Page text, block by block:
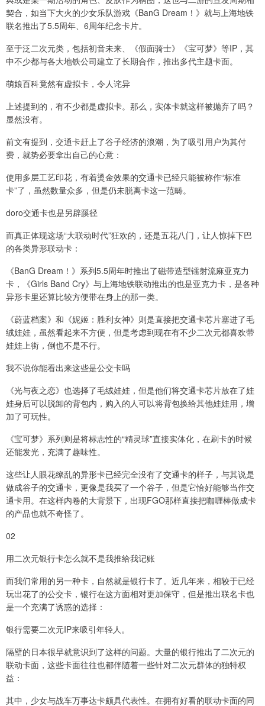
契合，如当下大火的少女乐队游戏《BanG Dream！》就与上海地铁
联名推出了5.5周年、6周年纪念卡片。
至于泛二次元类，包括初音未来、《假面骑士》《宝可梦》等IP，其
中不少都与各大地铁公司建立了长期合作，推出多代主题卡面。
萌娘百科竟然有虚拟卡，令人诧异
上述提到的，有不少都是虚拟卡。那么，实体卡就这样被抛弃了吗？
显然没有。
前文有提到，交通卡赶上了谷子经济的浪潮，为了吸引用户为其付
费，就势必要拿出自己的心意：
使用多层工艺印花，有着烫金效果的交通卡已经只能被称作“标准
卡”了，虽然数量众多，但是仍未脱离卡这一范畴。
doro交通卡也是另辟蹊径
而真正体现这场“大联动时代”狂欢的，还是五花八门，让人惊掉下巴
的各类异形联动卡：
《BanG Dream！》系列5.5周年时推出了磁带造型镭射流麻亚克力
卡，《Girls Band Cry》与上海地铁联动推出的也是亚克力卡，是各种
异形卡里还算比较方便带在身上的那一类。
《蔚蓝档案》和《妮姬：胜利女神》则是直接把交通卡芯片塞进了毛
绒娃娃，虽然看起来不方便，但是考虑到现在有不少二次元都喜欢带
娃娃上街，倒也不是不行。
我不说你能看出来这些是公交卡吗
《光与夜之恋》也选择了毛绒娃娃，但是他们将交通卡芯片放在了娃
娃身后可以脱卸的背包内，购入的人可以将背包换给其他娃娃用，增
加了可玩性。
《宝可梦》系列则是将标志性的“精灵球”直接实体化，在刷卡的时候
还能发光，充满了趣味性。
这些让人眼花缭乱的异形卡已经完全没有了交通卡的样子，与其说是
做成谷子的交通卡，更像是我买了一个谷子，但是它恰好能够当作交
通卡用。在这样内卷的大背景下，出现FGO那样直接把咖喱棒做成卡
的产品也就不奇怪了。
02
用二次元银行卡怎么就不是我推给我记账
而我们常用的另一种卡，自然就是银行卡了。近几年来，相较于已经
玩出花了的公交卡，银行在这方面相对更加保守，但是推出联名卡也
是一个充满了诱惑的选择：
银行需要二次元IP来吸引年轻人。
隔壁的日本很早就意识到了这样的问题。大量的银行推出了二次元的
联动卡面，这些卡面往往也都伴随着一些针对二次元群体的独特权
益：
其中，少女与战车万事达卡颇具代表性。在拥有好看的联动卡面的同